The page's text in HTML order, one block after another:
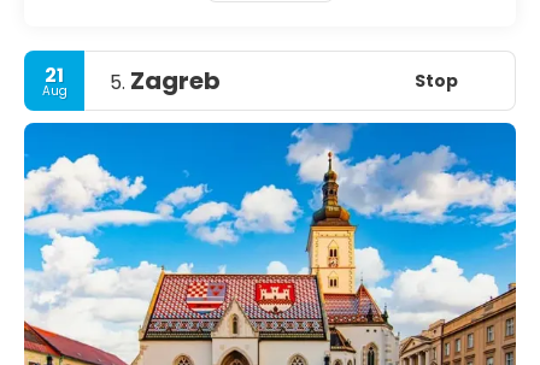
21
Aug 5. Zagreb Stop